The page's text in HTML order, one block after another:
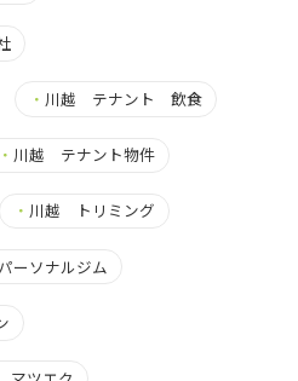
・ 川越 テナント 飲食
・ 川越 テナント物件
・ 川越 トリミング
ーソナルジム